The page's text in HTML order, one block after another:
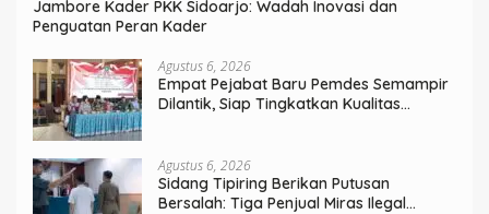
Jambore Kader PKK Sidoarjo: Wadah Inovasi dan
Penguatan Peran Kader
Agustus 6, 2026
Empat Pejabat Baru Pemdes Semampir
Dilantik, Siap Tingkatkan Kualitas
Agustus 6, 2026
Sidang Tipiring Berikan Putusan
Bersalah: Tiga Penjual Miras Ilegal